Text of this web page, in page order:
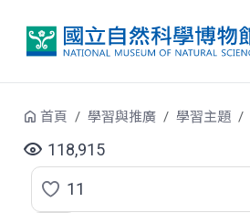
首頁 學習與推廣 學習主題
118,915
點
11